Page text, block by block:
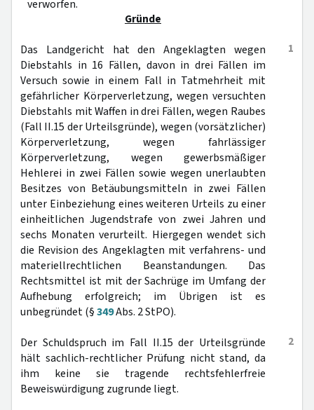
verworfen.
Gründe
1
Das Landgericht hat den Angeklagten wegen
Diebstahls in 16 Fällen, davon in drei Fällen im
Versuch sowie in einem Fall in Tatmehrheit mit
gefährlicher Körperverletzung, wegen versuchten
Diebstahls mit Waffen in drei Fällen, wegen Raubes
(Fall II.15 der Urteilsgründe), wegen (vorsätzlicher)
Körperverletzung, wegen fahrlässiger
Körperverletzung, wegen gewerbsmäßiger
Hehlerei in zwei Fällen sowie wegen unerlaubten
Besitzes von Betäubungsmitteln in zwei Fällen
unter Einbeziehung eines weiteren Urteils zu einer
einheitlichen Jugendstrafe von zwei Jahren und
sechs Monaten verurteilt. Hiergegen wendet sich
die Revision des Angeklagten mit verfahrens- und
materiellrechtlichen Beanstandungen. Das
Rechtsmittel ist mit der Sachrüge im Umfang der
Aufhebung erfolgreich; im Übrigen ist es
unbegründet (§349Abs. 2 StPO).
2
Der Schuldspruch im Fall II.15 der Urteilsgründe
hält sachlich-rechtlicher Prüfung nicht stand, da
ihm keine sie tragende rechtsfehlerfreie
Beweiswürdigung zugrunde liegt.